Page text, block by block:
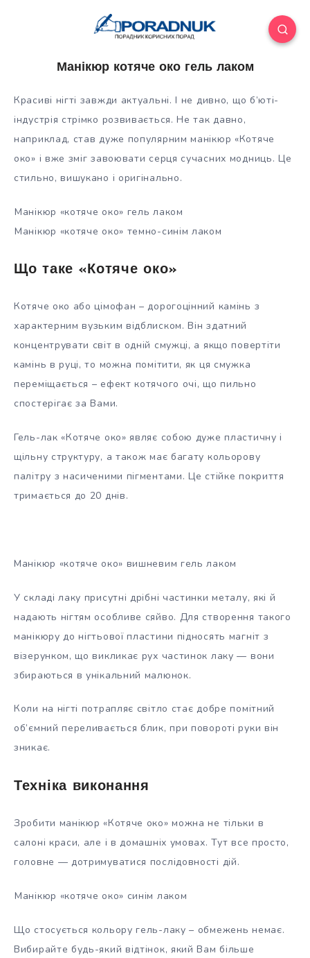
Манікюр котяче око гель лаком
Красиві нігті завжди актуальні. І не дивно, що б’юті-
індустрія стрімко розвивається. Не так давно,
наприклад, став дуже популярним манікюр «Котяче
око» і вже зміг завоювати серця сучасних модниць. Це
стильно, вишукано і оригінально.
Манікюр «котяче око» гель лаком
Манікюр «котяче око» темно-синім лаком
Що таке «Котяче око»
Котяче око або цімофан – дорогоцінний камінь з
характерним вузьким відблиском. Він здатний
концентрувати світ в одній смужці, а якщо повертіти
камінь в руці, то можна помітити, як ця смужка
переміщається – ефект котячого очі, що пильно
спостерігає за Вами.
Гель-лак «Котяче око» являє собою дуже пластичну і
щільну структуру, а також має багату кольорову
палітру з насиченими пігментами. Це стійке покриття
тримається до 20 днів.
Манікюр «котяче око» вишневим гель лаком
У складі лаку присутні дрібні частинки металу, які й
надають нігтям особливе сяйво. Для створення такого
манікюру до нігтьової пластини підносять магніт з
візерунком, що викликає рух частинок лаку — вони
збираються в унікальний малюнок.
Коли на нігті потрапляє світло стає добре помітний
об’ємний переливається блик, при повороті руки він
зникає.
Техніка виконання
Зробити манікюр «Котяче око» можна не тільки в
салоні краси, але і в домашніх умовах. Тут все просто,
головне — дотримуватися послідовності дій.
Манікюр «котяче око» синім лаком
Що стосується кольору гель-лаку – обмежень немає.
Вибирайте будь-який відтінок, який Вам більше